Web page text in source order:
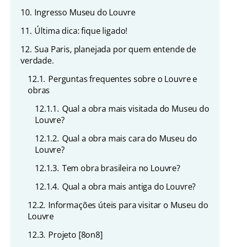
10. Ingresso Museu do Louvre
11. Última dica: fique ligado!
12. Sua Paris, planejada por quem entende de
verdade.
12.1. Perguntas frequentes sobre o Louvre e
obras
12.1.1. Qual a obra mais visitada do Museu do
Louvre?
12.1.2. Qual a obra mais cara do Museu do
Louvre?
12.1.3. Tem obra brasileira no Louvre?
12.1.4. Qual a obra mais antiga do Louvre?
12.2. Informações úteis para visitar o Museu do
Louvre
12.3. Projeto [8on8]